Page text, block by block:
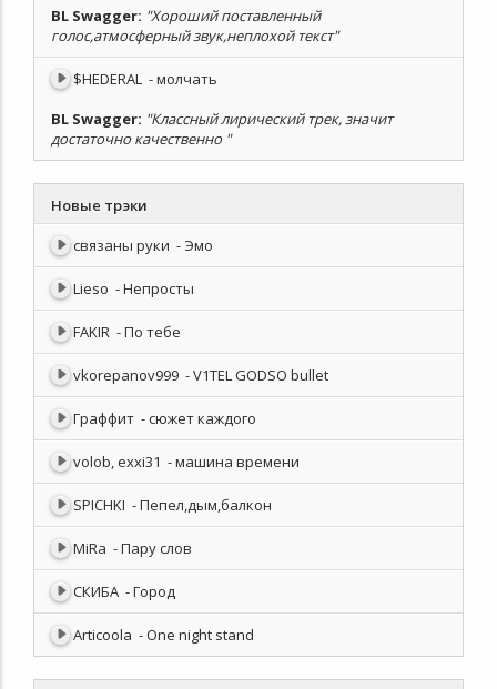
BL Swagger: "Хороший поставленный
голос,атмосферный звук,неплохой текст"
$HEDERAL - молчать
BL Swagger: "Классный лирический трек, значит
достаточно качественно "
Новые трэки
связаны руки - Эмо
Lieso - Непросты
FAKIR - По тебе
vkorepanov999 - V1TEL GODSO bullet
Граффит - сюжет каждого
volob, exxi31 - машина времени
SPICHKI - Пепел,дым,балкон
MiRa - Пару слов
СКИБА - Город
Articoola - One night stand